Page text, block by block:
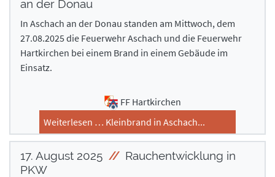
an der Donau
In Aschach an der Donau standen am Mittwoch, dem
27.08.2025 die Feuerwehr Aschach und die Feuerwehr
Hartkirchen bei einem Brand in einem Gebäude im
Einsatz.
FF Hartkirchen
Weiterlesen … Kleinbrand in Aschach...
17. August 2025
Rauchentwicklung in
PKW